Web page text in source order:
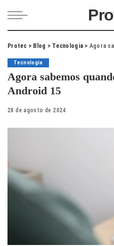
Protec > Blog > Tecnologia > Agora
Tecnologia
Agora sabemos
Android 15
28 de agosto de 2024